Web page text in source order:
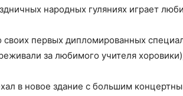
народных гуляниях играет
первых дипломированных
за любимого учителя
в новое здание с большим